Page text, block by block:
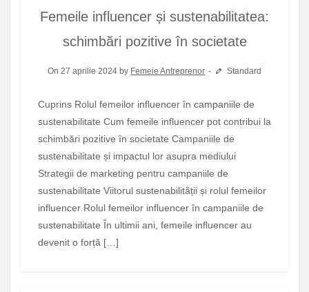
Femeile influencer și sustenabilitatea:
schimbări pozitive în societate
On 27 aprilie 2024 by Femeie Antreprenor Standard
Cuprins Rolul femeilor influencer în campaniile de
sustenabilitate Cum femeile influencer pot contribui la
schimbări pozitive în societate Campaniile de
sustenabilitate și impactul lor asupra mediului
Strategii de marketing pentru campaniile de
sustenabilitate Viitorul sustenabilității și rolul femeilor
influencer Rolul femeilor influencer în campaniile de
sustenabilitate În ultimii ani, femeile influencer au
devenit o forță […]